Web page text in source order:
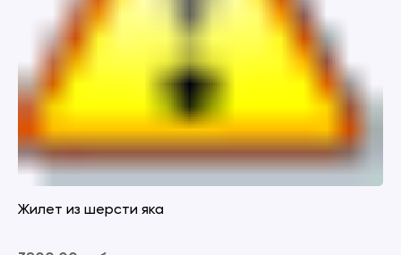
Жилет из шерсти яка